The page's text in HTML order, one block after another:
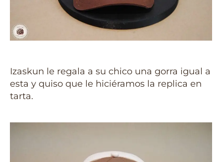
Izaskun le regala a su chico una gorra igual a
esta y quiso que le hiciéramos la replica en
tarta.